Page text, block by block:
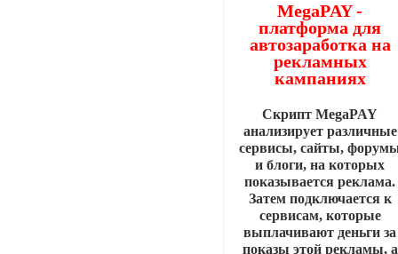
MegaPAY -
платформа для
автозаработка на
рекламных
кампаниях
Скрипт MegaPAY
анализирует различные
сервисы, сайты,
и блоги, на которых
показывается реклама.
Затем подключается к
сервисам, которые
выплачивают деньги за
показы этой рекламы, а